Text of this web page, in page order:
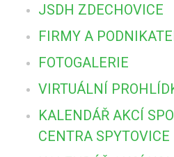
JSDH ZDECHOVICE
FIRMY A
FOTOGALERIE
VIRTUÁLNÍ
KALENDÁŘ AKCÍ
CENTRA SPYTOVICE